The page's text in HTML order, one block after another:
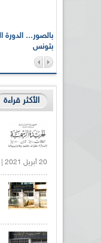
بتونس
الأكثر قراءة
20 أبريل 2021 |